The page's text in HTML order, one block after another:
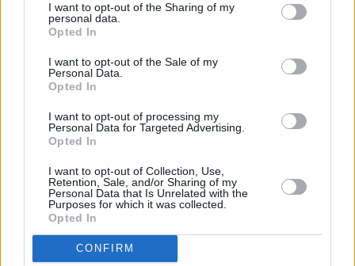
I want to opt-out of the Sharing of my
personal data.
Opted In
I want to opt-out of the Sale of my
Personal Data.
Opted In
I want to opt-out of processing my
Personal Data for Targeted Advertising.
Opted In
I want to opt-out of Collection, Use,
Retention, Sale, and/or Sharing of my
Personal Data that Is Unrelated with the
Purposes for which it was collected.
Opted In
CONFIRM
związana z Polską Agencją Prasową. Obecnie
reporterka newsowa w naTemat.pl.
Pokaż więcej
Czytaj więcej